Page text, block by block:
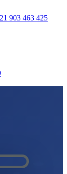
903 463 425